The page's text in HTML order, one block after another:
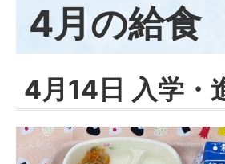
4月の給食
4月14日 入学・